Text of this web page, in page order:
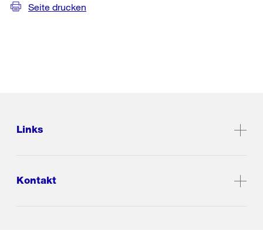
Seite drucken
Links
Kontakt